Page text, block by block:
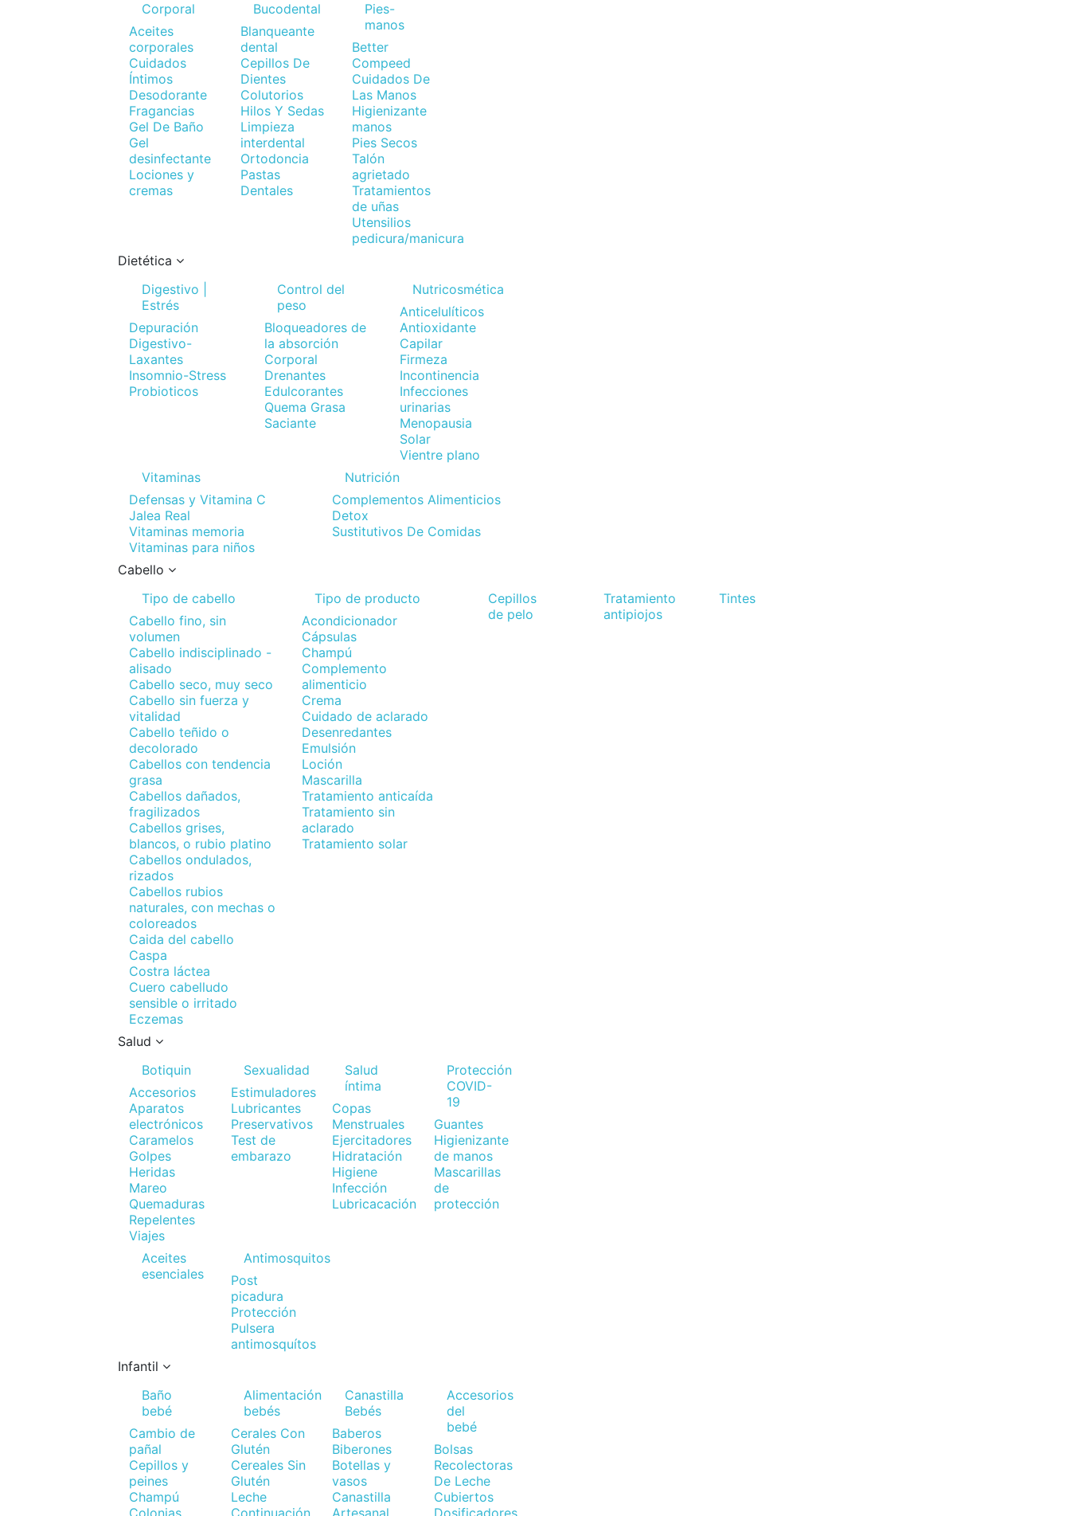
Corporal
Aceites
corporales
Cuidados
Íntimos
Desodorante
Fragancias
Gel De Baño
Gel
desinfectante
Lociones y
cremas
Bucodental
Blanqueante
dental
Cepillos De
Dientes
Colutorios
Hilos Y Sedas
Limpieza
interdental
Ortodoncia
Pastas
Dentales
Pies-
manos
Better
Compeed
Cuidados De
Las Manos
Higienizante
manos
Pies Secos
Talón
agrietado
Tratamientos
de uñas
Utensilios
pedicura/manicura
Dietética
Digestivo |
Estrés
Depuración
Digestivo-
Laxantes
Insomnio-Stress
Probioticos
Control del
peso
Bloqueadores de
la absorción
Corporal
Drenantes
Edulcorantes
Quema Grasa
Saciante
Nutricosmética
Anticelulíticos
Antioxidante
Capilar
Firmeza
Incontinencia
Infecciones
urinarias
Menopausia
Solar
Vientre plano
Vitaminas
Defensas y Vitamina C
Jalea Real
Vitaminas memoria
Vitaminas para niños
Nutrición
Complementos Alimenticios
Detox
Sustitutivos De Comidas
Cabello
Tipo de cabello
Cabello fino, sin
volumen
Cabello indisciplinado -
alisado
Cabello seco, muy seco
Cabello sin fuerza y
vitalidad
Cabello teñido o
decolorado
Cabellos con tendencia
grasa
Cabellos dañados,
fragilizados
Cabellos grises,
blancos, o rubio platino
Cabellos ondulados,
rizados
Cabellos rubios
naturales, con mechas o
coloreados
Caida del cabello
Caspa
Costra láctea
Cuero cabelludo
sensible o irritado
Eczemas
Tipo de producto
Acondicionador
Cápsulas
Champú
Complemento
alimenticio
Crema
Cuidado de aclarado
Desenredantes
Emulsión
Loción
Mascarilla
Tratamiento anticaída
Tratamiento sin
aclarado
Tratamiento solar
Cepillos
de pelo
Tratamiento
antipiojos
Tintes
Salud
Botiquin
Accesorios
Aparatos
electrónicos
Caramelos
Golpes
Heridas
Mareo
Quemaduras
Repelentes
Viajes
Sexualidad
Estimuladores
Lubricantes
Preservativos
Test de
embarazo
Salud
íntima
Copas
Menstruales
Ejercitadores
Hidratación
Higiene
Infección
Lubricacación
Protección
COVID-
19
Guantes
Higienizante
de manos
Mascarillas
de
protección
Aceites
esenciales
Antimosquitos
Post
picadura
Protección
Pulsera
antimosquítos
Infantil
Baño
bebé
Cambio de
pañal
Cepillos y
peines
Champú
Alimentación
bebés
Cerales Con
Glutén
Cereales Sin
Glutén
Leche
Canastilla
Bebés
Baberos
Biberones
Botellas y
vasos
Canastilla
Accesorios
del
bebé
Bolsas
Recolectoras
De Leche
Cubiertos